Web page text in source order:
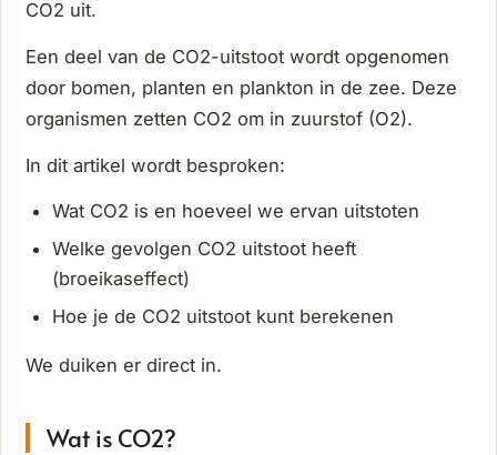
CO2 uit.
Een deel van de CO2-uitstoot wordt opgenomen
door bomen, planten en plankton in de zee. Deze
organismen zetten CO2 om in zuurstof (O2).
In dit artikel wordt besproken:
Wat CO2 is en hoeveel we ervan uitstoten
Welke gevolgen CO2 uitstoot heeft
(broeikaseffect)
Hoe je de CO2 uitstoot kunt berekenen
We duiken er direct in.
Wat is CO2?